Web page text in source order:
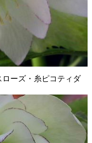
ーズ・糸ピコティダ